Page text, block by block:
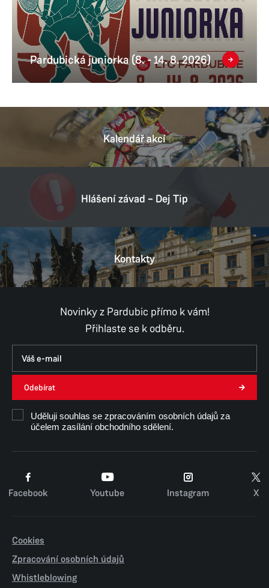
Pardubická juniorka (8. - 14. 8. 2026)
Kalendář akcí
Hlášení závad – Dej Tip
Kontakty
Novinky z Pardubic přímo k vám!
Přihlaste se k odběru.
Odebírat
Uděluji souhlas se zpracováním osobních údajů za
účelem zasílání obchodního sdělení.
Facebook Youtube Instagram X
Cookies
Zpracování osobních údajů
Whistleblowing